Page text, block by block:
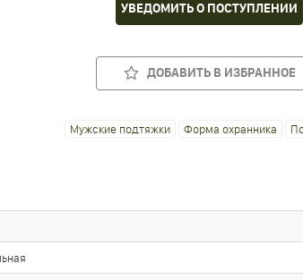
УВЕДОМИТЬ О ПОСТУПЛЕНИИ
ДОБАВИТЬ В ИЗБРАННОЕ
Мужские подтяжки Форма охранника